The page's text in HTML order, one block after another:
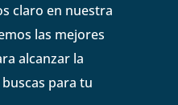
claro en nuestra
las mejores
alcanzar la
para tu